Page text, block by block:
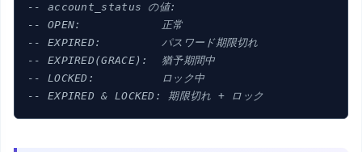
-- account_status の値:
-- OPEN:            正常
-- EXPIRED:         パスワード期限切れ
-- EXPIRED(GRACE):  猶予期間中
-- LOCKED:          ロック中
-- EXPIRED & LOCKED: 期限切れ + ロック